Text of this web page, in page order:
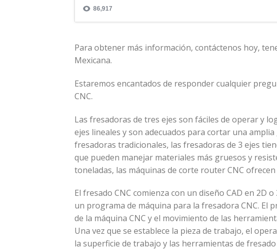
Para obtener más información, contáctenos hoy,
Mexicana.
Estaremos encantados de responder cualquier
CNC.
Las fresadoras de tres ejes son fáciles de operar y
ejes lineales y son adecuados para cortar una
fresadoras tradicionales, las fresadoras de 3 ejes
que pueden manejar materiales más gruesos y
toneladas, las máquinas de corte router CNC
El fresado CNC comienza con un diseño CAD en 2D
un programa de máquina para la fresadora CNC. El
de la máquina CNC y el movimiento de las
Una vez que se establece la pieza de trabajo, el
la superficie de trabajo y las herramientas de